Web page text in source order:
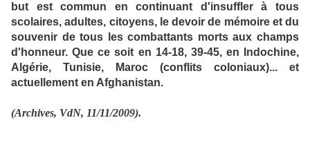
but est commun en continuant d'insuffler à tous
scolaires, adultes, citoyens, le devoir de mémoire et du
souvenir de tous les combattants morts aux champs
d'honneur. Que ce soit en 14-18, 39-45, en Indochine,
Algérie, Tunisie, Maroc (conflits coloniaux)... et
actuellement en Afghanistan.
(Archives, VdN, 11/11/2009).